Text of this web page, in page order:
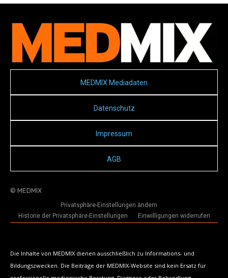
MEDMIX Mediadaten
Datenschutz
Impressum
AGB
© MEDMIX
Privatsphäre-Einstellungen ändern
Historie der Privatsphäre-Einstellungen
Einwilligungen widerrufen
Die Inhalte von MEDMIX dienen ausschließlich zu Informations- und
Bildungszwecken. Die Beiträge der MEDMIX-Website sind kein Ersatz für